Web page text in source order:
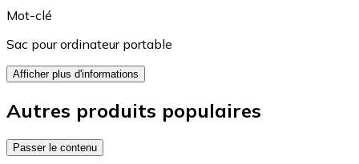
Mot-clé
Sac pour ordinateur portable
Afficher plus d'informations
Autres produits populaires
Passer le contenu